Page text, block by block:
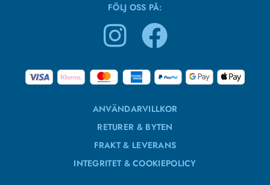
FÖLJ OSS PÅ:
ANVÄNDARVILLKOR
RETURER & BYTEN
FRAKT & LEVERANS
INTEGRITET & COOKIEPOLICY